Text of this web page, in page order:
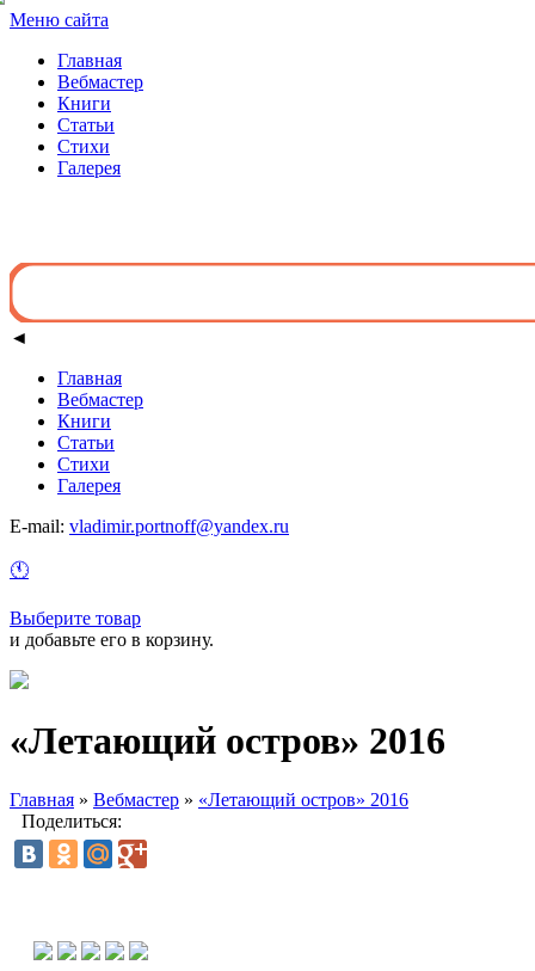
Меню сайта
Главная
Вебмастер
Книги
Статьи
Стихи
Галерея
◄
Главная
Вебмастер
Книги
Статьи
Стихи
Галерея
E-mail: vladimir.portnoff@yandex.ru
🕚
Выберите товар
и добавьте его в корзину.
«Летающий остров» 2016
Главная » Вебмастер » «Летающий остров» 2016
Поделиться: